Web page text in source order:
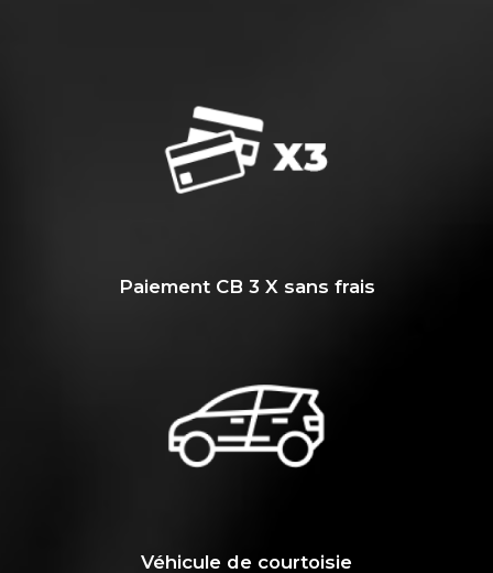
Paiement CB 3 X sans frais
Véhicule de courtoisie